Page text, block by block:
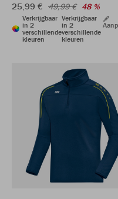
25,99 € 49,99 € 48 %
Verkrijgbaar
in 2
verschillende
kleuren
Verkrijgbaar
in 2
verschillende
kleuren